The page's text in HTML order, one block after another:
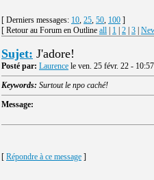
[ Derniers messages: 10, 25, 50, 100 ]
[ Retour au Forum en Outline all 1 2 3
Sujet: J'adore!
Posté par: Laurence le ven. 25 févr. 22 -
Keywords: Surtout le npo caché!
Message:
[ Répondre à ce message ]